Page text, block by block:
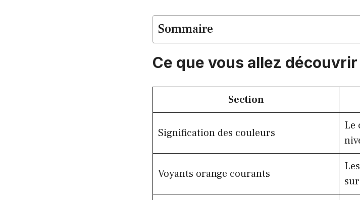
Sommaire
Ce que vous allez
Section
Signification des couleurs
Le
Voyants orange courants